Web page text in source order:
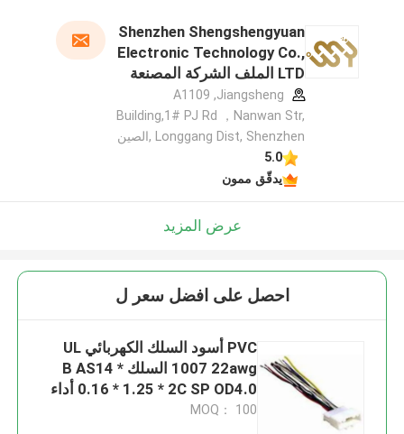
Shenzhen Shengshengyuan
Electronic Technology Co.,
LTD الملف الشركة المصنعة
A1109 ,Jiangsheng
Building,1# PJ Rd ，Nanwan Str,
Longgang Dist, Shenzhen ,الصين
5.0
يدقّق ممون
عرض المزيد
احصل على افضل سعر ل
PVC أسود السلك الكهربائي UL
1007 22awg السلك B AS14 *
0.16 * 1.25 * 2C SP OD4.0 أداء
عالي
MOQ： 100